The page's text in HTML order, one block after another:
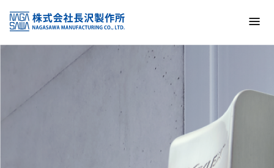
NAGASAWA MFG. CO., LTD.
信頼と技術で未来の安全を支える